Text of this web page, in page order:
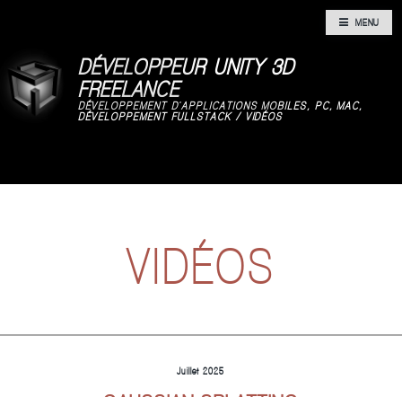
DÉVELOPPEUR UNITY 3D
FREELANCE
DÉVELOPPEMENT D'APPLICATIONS MOBILES, PC, MAC,
DÉVELOPPEMENT FULLSTACK / VIDÉOS
VIDÉOS
Juillet 2025
MENU